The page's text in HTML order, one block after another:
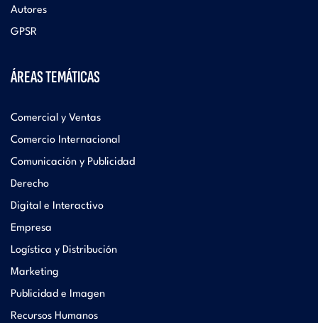
Autores
GPSR
ÁREAS TEMÁTICAS
Comercial y Ventas
Comercio Internacional
Comunicación y Publicidad
Derecho
Digital e Interactivo
Empresa
Logística y Distribución
Marketing
Publicidad e Imagen
Recursos Humanos